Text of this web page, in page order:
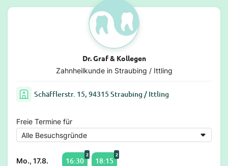
Dr. Graf & Kollegen
Zahnheilkunde in Straubing / Ittling
Schäfflerstr. 15, 94315 Straubing / Ittling
Freie Termine für
Mo., 17.8. 16:30
2
18:15
2